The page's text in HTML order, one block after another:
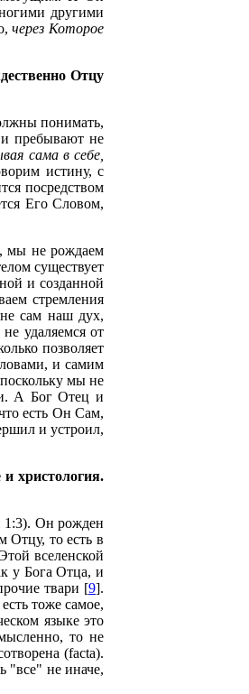
другими
через Которое
Отцу
понимать,
и пребывают не
сама в себе,
истину, с
посредством
Его Словом,
мы не рождаем
существует
и созданной
стремления
сам наш дух,
удаляемся от
позволяет
и самим
мы не
А Бог Отец и
есть Он Сам,
и устроил,
христология.
Он рожден
Отцу, то есть в
вселенской
у Бога Отца, и
твари [9].
тоже самое,
языке это
то не
(facta).
"все" не иначе,